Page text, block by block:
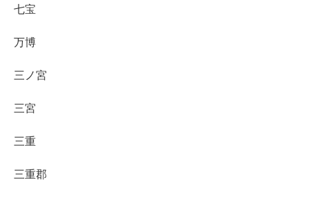
七宝
万博
三ノ宮
三宮
三重
三重郡